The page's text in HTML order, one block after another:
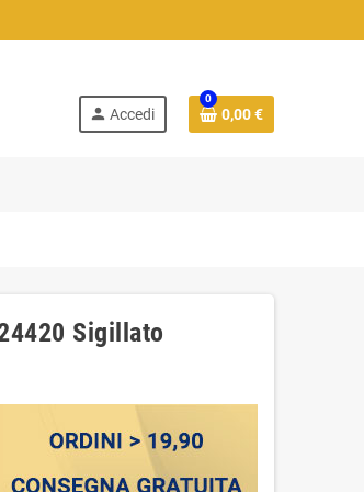
person Accedi
0
0,00 €
Sigillato